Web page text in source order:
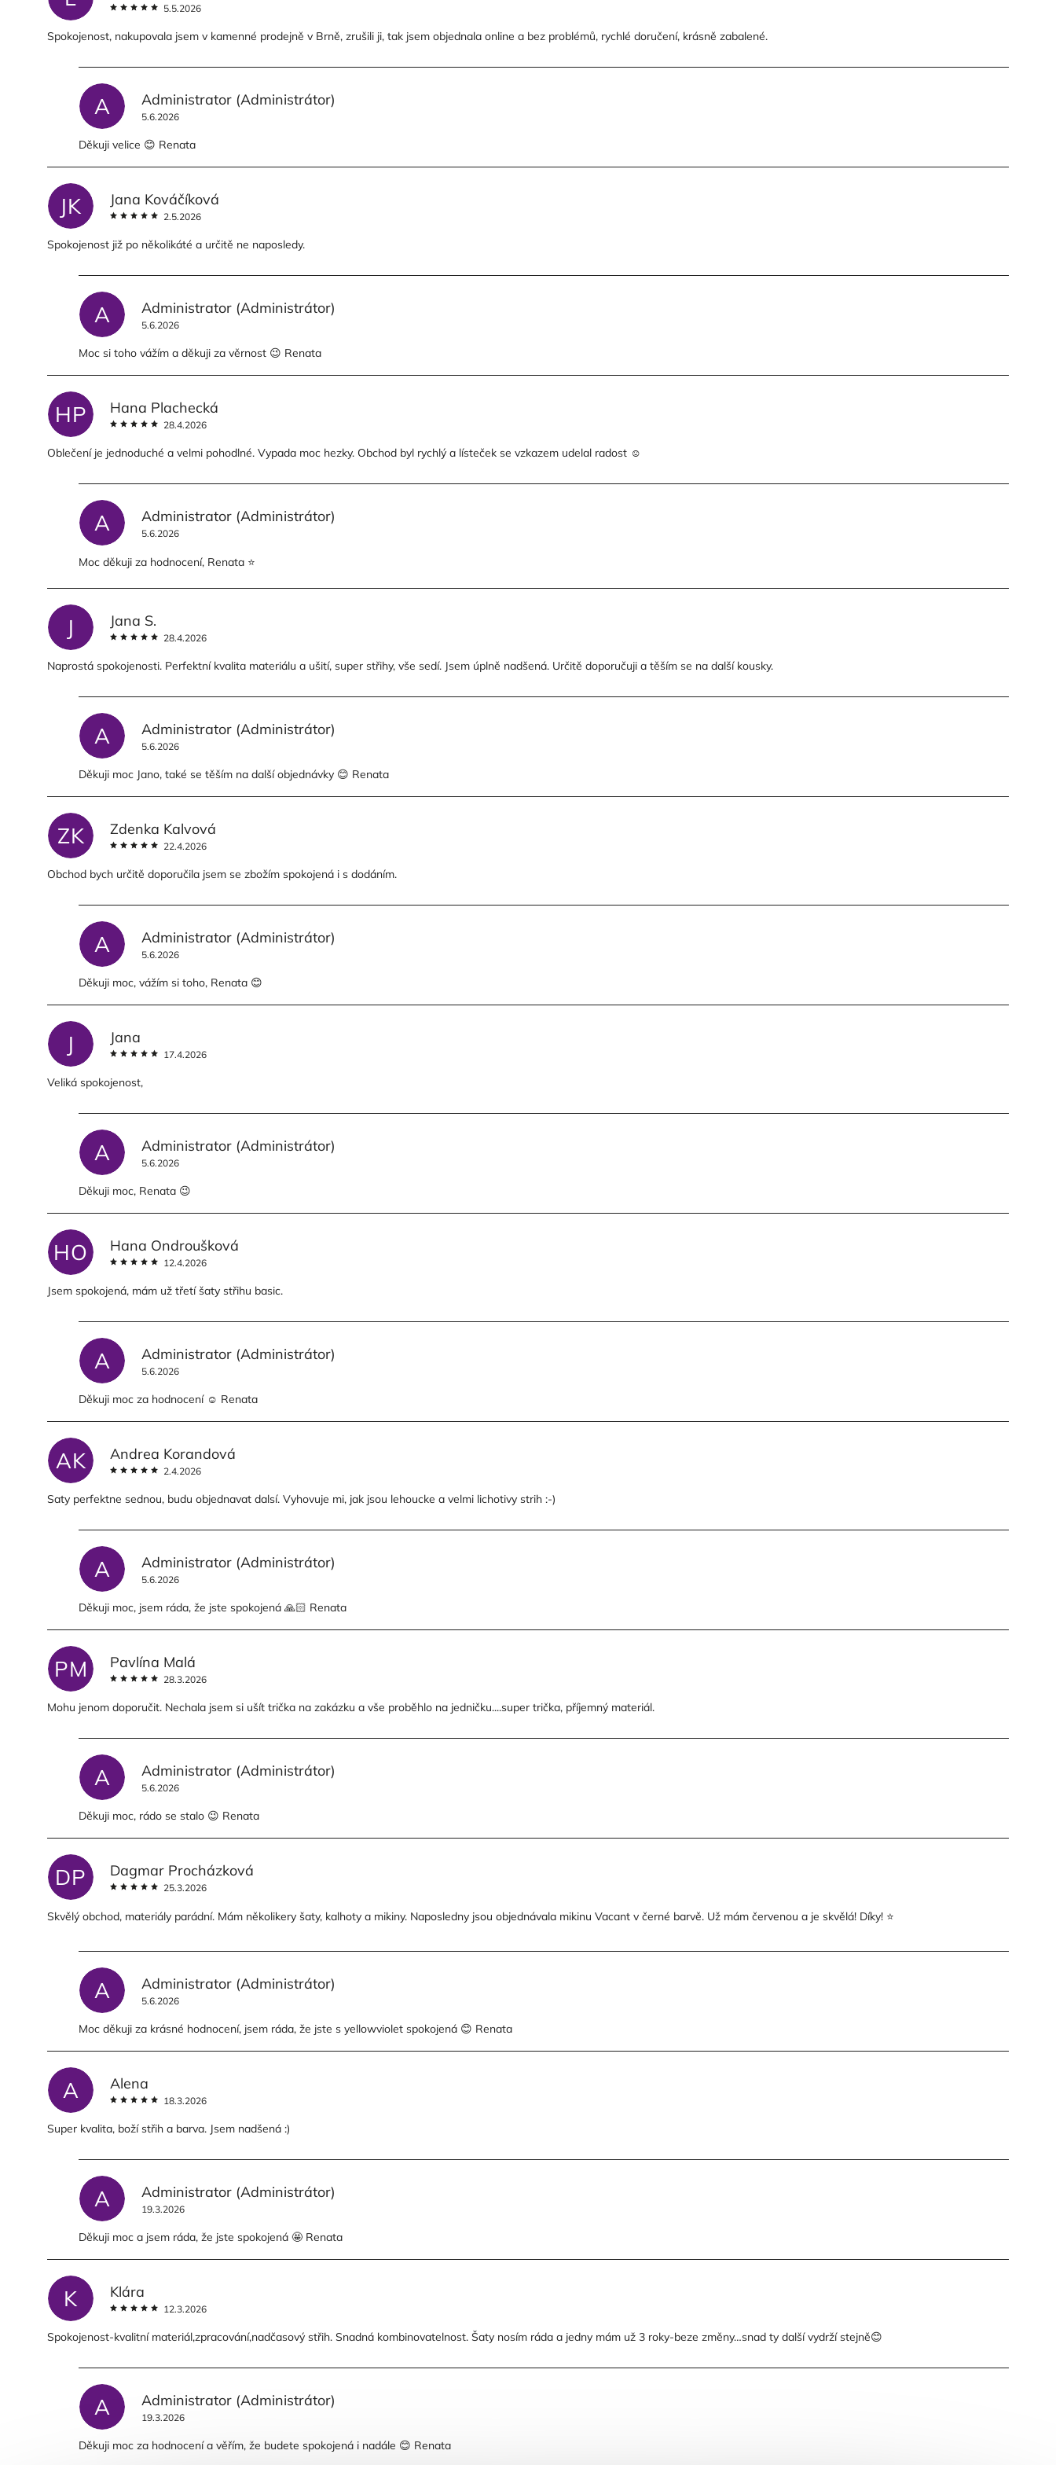
5.5.2026
Spokojenost, nakupovala jsem v kamenné prodejně v Brně, zrušili ji, tak jsem objednala online a bez problémů, rychlé doručení, krásně zabalené.
A Administrator (Administrátor)
5.6.2026
Děkuji velice 😊 Renata
JK Jana Kováčíková
2.5.2026
Spokojenost již po několikáté a určitě ne naposledy.
A Administrator (Administrátor)
5.6.2026
Moc si toho vážím a děkuji za věrnost 😉 Renata
HP Hana Plachecká
28.4.2026
Oblečení je jednoduché a velmi pohodlné. Vypada moc hezky. Obchod byl rychlý a lísteček se vzkazem udelal radost ☺️
A Administrator (Administrátor)
5.6.2026
Moc děkuji za hodnocení, Renata ⭐️
J Jana S.
28.4.2026
Naprostá spokojenosti. Perfektní kvalita materiálu a ušití, super střihy, vše sedí. Jsem úplně nadšená. Určitě doporučuji a těším se na další kousky.
A Administrator (Administrátor)
5.6.2026
Děkuji moc Jano, také se těším na další objednávky 😊 Renata
ZK Zdenka Kalvová
22.4.2026
Obchod bych určitě doporučila jsem se zbožím spokojená i s dodáním.
A Administrator (Administrátor)
5.6.2026
Děkuji moc, vážím si toho, Renata 😊
J Jana
17.4.2026
Veliká spokojenost,
A Administrator (Administrátor)
5.6.2026
Děkuji moc, Renata 😉
HO Hana Ondroušková
12.4.2026
Jsem spokojená, mám už třetí šaty střihu basic.
A Administrator (Administrátor)
5.6.2026
Děkuji moc za hodnocení ☺️ Renata
AK Andrea Korandová
2.4.2026
Saty perfektne sednou, budu objednavat dalsí. Vyhovuje mi, jak jsou lehoucke a velmi lichotivy strih :-)
A Administrator (Administrátor)
5.6.2026
Děkuji moc, jsem ráda, že jste spokojená 🙏🏻 Renata
PM Pavlína Malá
28.3.2026
Mohu jenom doporučit. Nechala jsem si ušít trička na zakázku a vše proběhlo na jedničku....super trička, příjemný materiál.
A Administrator (Administrátor)
5.6.2026
Děkuji moc, rádo se stalo 😉 Renata
DP Dagmar Procházková
25.3.2026
Skvělý obchod, materiály parádní. Mám několikery šaty, kalhoty a mikiny. Naposledny jsou objednávala mikinu Vacant v černé barvě. Už mám červenou a je skvělá! Díky! ⭐️
A Administrator (Administrátor)
5.6.2026
Moc děkuji za krásné hodnocení, jsem ráda, že jste s yellowviolet spokojená 😊 Renata
A Alena
18.3.2026
Super kvalita, boží střih a barva. Jsem nadšená :)
A Administrator (Administrátor)
19.3.2026
Děkuji moc a jsem ráda, že jste spokojená 🤩 Renata
K Klára
12.3.2026
Spokojenost-kvalitní materiál,zpracování,nadčasový střih. Snadná kombinovatelnost. Šaty nosím ráda a jedny mám už 3 roky-beze změny…snad ty další vydrží stejně😊
A Administrator (Administrátor)
19.3.2026
Děkuji moc za hodnocení a věřím, že budete spokojená i nadále 😊 Renata